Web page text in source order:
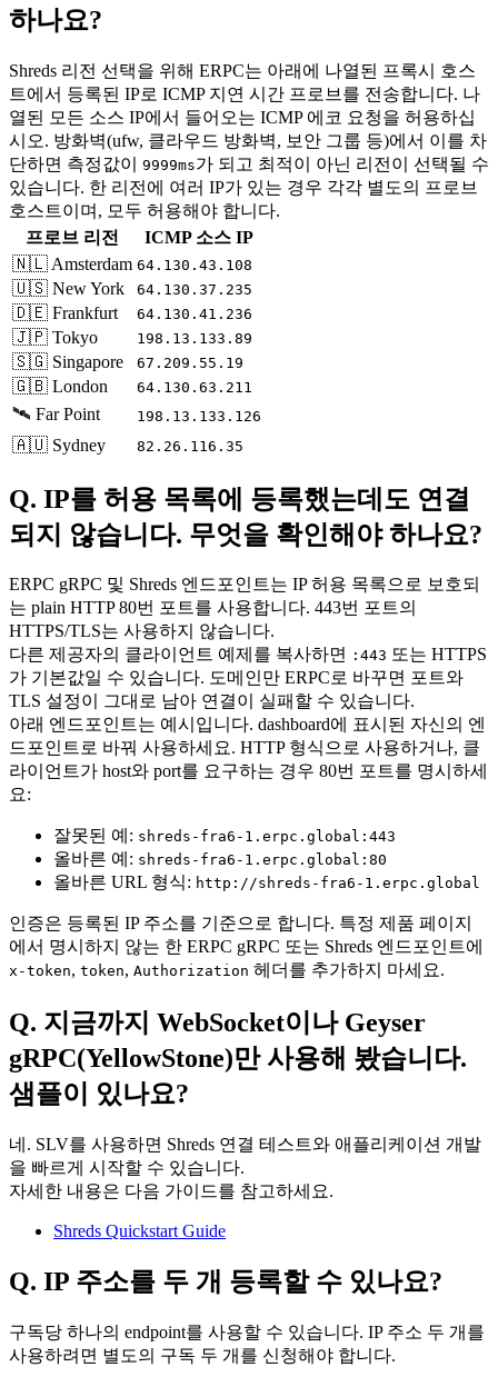
하나요?
Shreds 리전 선택을 위해 ERPC는 아래에 나열된 프록시 호스
트에서 등록된 IP로 ICMP 지연 시간 프로브를 전송합니다. 나
열된 모든 소스 IP에서 들어오는 ICMP 에코 요청을 허용하십
시오. 방화벽(ufw, 클라우드 방화벽, 보안 그룹 등)에서 이를 차
단하면 측정값이 9999ms가 되고 최적이 아닌 리전이 선택될 수
있습니다. 한 리전에 여러 IP가 있는 경우 각각 별도의 프로브
호스트이며, 모두 허용해야 합니다.
프로브 리전
ICMP 소스 IP
🇳🇱 Amsterdam 64.130.43.108
🇺🇸 New York 64.130.37.235
🇩🇪 Frankfurt 64.130.41.236
🇯🇵 Tokyo 198.13.133.89
🇸🇬 Singapore 67.209.55.19
🇬🇧 London 64.130.63.211
🛰️ Far Point 198.13.133.126
🇦🇺 Sydney 82.26.116.35
Q. IP를 허용 목록에 등록했는데도 연결
되지 않습니다. 무엇을 확인해야 하나요?
ERPC gRPC 및 Shreds 엔드포인트는 IP 허용 목록으로 보호되
는 plain HTTP 80번 포트를 사용합니다. 443번 포트의
HTTPS/TLS는 사용하지 않습니다.
다른 제공자의 클라이언트 예제를 복사하면 :443 또는 HTTPS
가 기본값일 수 있습니다. 도메인만 ERPC로 바꾸면 포트와
TLS 설정이 그대로 남아 연결이 실패할 수 있습니다.
아래 엔드포인트는 예시입니다. dashboard에 표시된 자신의 엔
드포인트로 바꿔 사용하세요. HTTP 형식으로 사용하거나, 클
라이언트가 host와 port를 요구하는 경우 80번 포트를 명시하세
요:
잘못된 예: shreds-fra6-1.erpc.global:443
올바른 예: shreds-fra6-1.erpc.global:80
올바른 URL 형식: http://shreds-fra6-1.erpc.global
인증은 등록된 IP 주소를 기준으로 합니다. 특정 제품 페이지
에서 명시하지 않는 한 ERPC gRPC 또는 Shreds 엔드포인트에
x-token, token, Authorization 헤더를 추가하지 마세요.
Q. 지금까지 WebSocket이나 Geyser
gRPC(YellowStone)만 사용해 봤습니다.
샘플이 있나요?
네. SLV를 사용하면 Shreds 연결 테스트와 애플리케이션 개발
을 빠르게 시작할 수 있습니다.
자세한 내용은 다음 가이드를 참고하세요.
Shreds Quickstart Guide
Q. IP 주소를 두 개 등록할 수 있나요?
구독당 하나의 endpoint를 사용할 수 있습니다. IP 주소 두 개를
사용하려면 별도의 구독 두 개를 신청해야 합니다.